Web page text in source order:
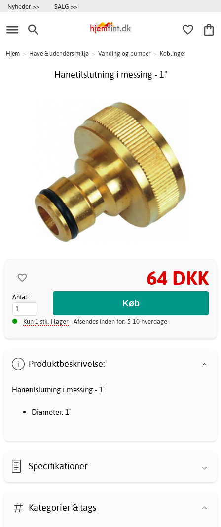
Nyheder >> SALG >>
Hjem > Have & udendørs miljø > Vanding og pumper > Koblinger
Hanetilslutning i messing - 1"
64 DKK
Antal:
Kun 1 stk. i lager- Afsendes inden for: 5-10 hverdage
Produktbeskrivelse:
Hanetilslutning i messing - 1"
Diameter: 1"
Specifikationer
Kategorier & tags